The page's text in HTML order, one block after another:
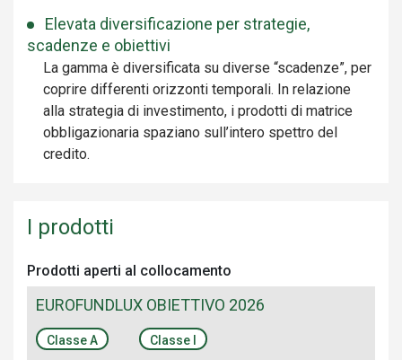
Elevata diversificazione per strategie,
scadenze e obiettivi
La gamma è diversificata su diverse “scadenze”, per
coprire differenti orizzonti temporali. In relazione
alla strategia di investimento, i prodotti di matrice
obbligazionaria spaziano sull’intero spettro del
credito.
I prodotti
Prodotti aperti al collocamento
EUROFUNDLUX OBIETTIVO 2026
Classe A Classe I